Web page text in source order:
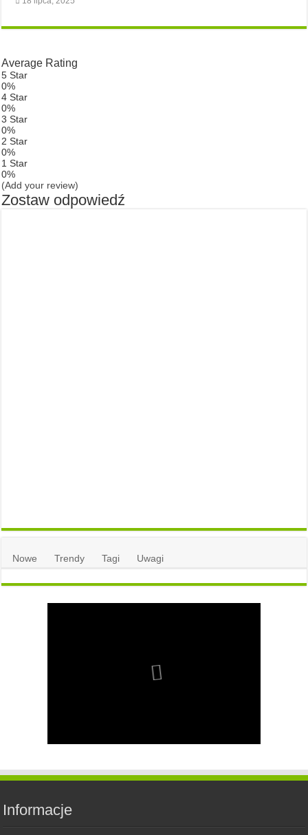
Average Rating
5 Star
0%
4 Star
0%
3 Star
0%
2 Star
0%
1 Star
0%
(Add your review)
Zostaw odpowiedź
Nowe Trendy Tagi Uwagi
Informacje